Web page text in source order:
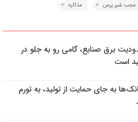
عجب شیر پرس مذاکره
برق صنایع، گامی رو به جلو در
است
به جای حمایت از تولید، به تورم